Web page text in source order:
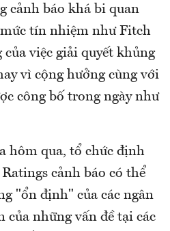
cảnh báo khá bi quan
tín nhiệm như Fitch
việc giải quyết khủng
vì cộng hưởng cùng với
công bố trong ngày như
hôm qua, tổ chức định
cảnh báo có thể
"ổn định" của các ngân
của những vấn đề tại các